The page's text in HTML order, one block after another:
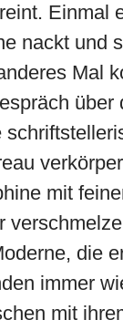
Einmal
nackt und
Mal
über
mit
die
immer
mit